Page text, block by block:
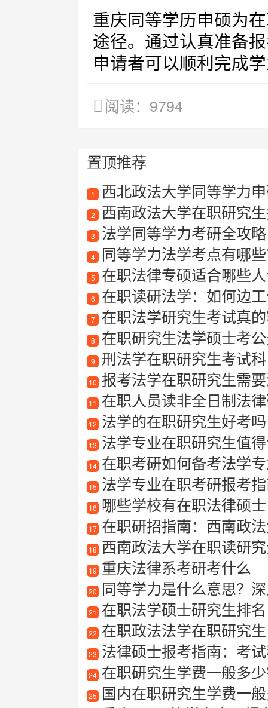
重庆同等学历申硕为
途径。通过认真准备
申请者可以顺利完成
阅读：9794
置顶推荐
1 西北政法大学同等学力
2 西南政法大学在职研究
3 法学同等学力考研全攻略
4 同等学力法学考点有哪
5 在职法律专硕适合哪些
6 在职读研法学：如何边
7 在职法学研究生考试真
8 在职研究生法学硕士考
9 刑法学在职研究生考试
10 报考法学在职研究生需
11 在职人员读非全日制法律
12 法学的在职研究生好考吗
13 法学专业在职研究生值
14 在职考研如何备考法学
15 法学专业在职考研报考
16 哪些学校有在职法律硕士
17 在职研招指南：西南政
18 西南政法大学在职读研
19 重庆法律系考研考什么
20 同等学力是什么意思？
21 在职法学硕士研究生排名
22 在职政法法学在职研究生
23 法律硕士报考指南：考
24 在职研究生学费一般多
25
国内在职研究生学费一